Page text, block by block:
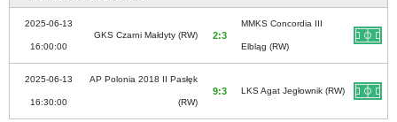
2025-06-13
16:00:00
GKS Czarni Małdyty (RW) 2:3
MMKS Concordia III
Elbląg (RW)
2025-06-13
16:30:00
AP Polonia 2018 II Pasłęk
(RW)
9:3 LKS Agat Jegłownik (RW)